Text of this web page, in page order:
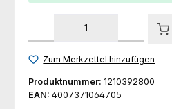
Zum Merkzettel hinzufügen
Produktnummer: 1210392800
EAN: 4007371064705